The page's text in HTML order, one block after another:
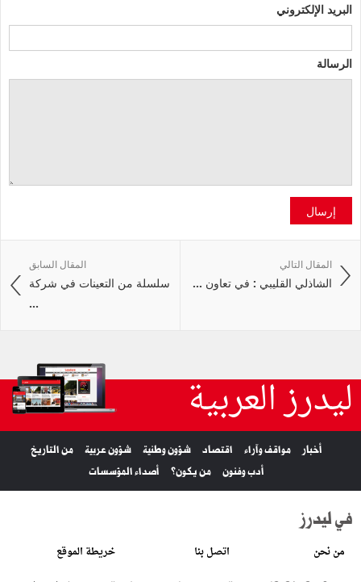
البريد الإلكتروني
الرسالة
إرسال
المقال السابق
سلسلة من التعينات في شركة
...
المقال التالي
الشاذلي القليبي : في تعاون ...
ليدرز العربية
أخبار مواقف وآراء اقتصاد شؤون وطنية شؤون عربية
من التاريخ
أدب وفنون
من يكون؟ أصداء المؤسسات
في ليدرز
من نحن اتصل بنا خريطة الموقع